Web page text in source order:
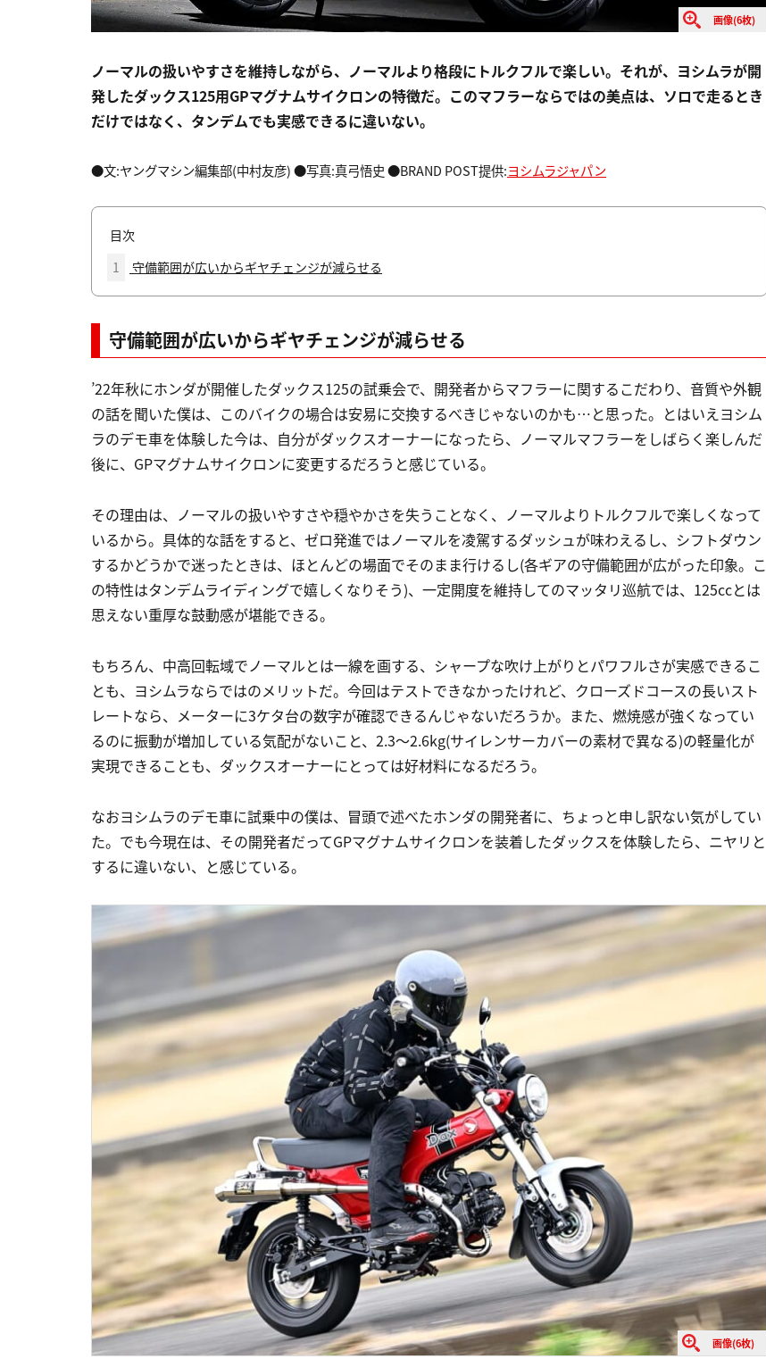
画像(6枚)
ノーマルの扱いやすさを維持しながら、ノーマルより格段にトルクフルで楽しい。それが、ヨシムラが開
発したダックス125用GPマグナムサイクロンの特徴だ。このマフラーならではの美点は、ソロで走るとき
だけではなく、タンデムでも実感できるに違いない。
●文:ヤングマシン編集部(中村友彦) ●写真:真弓悟史 ●BRAND POST提供:ヨシムラジャパン
目次
1
守備範囲が広いからギヤチェンジが減らせる
守備範囲が広いからギヤチェンジが減らせる
’22年秋にホンダが開催したダックス125の試乗会で、開発者からマフラーに関するこだわり、音質や外観
の話を聞いた僕は、このバイクの場合は安易に交換するべきじゃないのかも…と思った。とはいえヨシム
ラのデモ車を体験した今は、自分がダックスオーナーになったら、ノーマルマフラーをしばらく楽しんだ
後に、GPマグナムサイクロンに変更するだろうと感じている。
その理由は、ノーマルの扱いやすさや穏やかさを失うことなく、ノーマルよりトルクフルで楽しくなって
いるから。具体的な話をすると、ゼロ発進ではノーマルを凌駕するダッシュが味わえるし、シフトダウン
するかどうかで迷ったときは、ほとんどの場面でそのまま行けるし(各ギアの守備範囲が広がった印象。こ
の特性はタンデムライディングで嬉しくなりそう)、一定開度を維持してのマッタリ巡航では、125ccとは
思えない重厚な鼓動感が堪能できる。
もちろん、中高回転域でノーマルとは一線を画する、シャープな吹け上がりとパワフルさが実感できるこ
とも、ヨシムラならではのメリットだ。今回はテストできなかったけれど、クローズドコースの長いスト
レートなら、メーターに3ケタ台の数字が確認できるんじゃないだろうか。また、燃焼感が強くなってい
るのに振動が増加している気配がないこと、2.3〜2.6kg(サイレンサーカバーの素材で異なる)の軽量化が
実現できることも、ダックスオーナーにとっては好材料になるだろう。
なおヨシムラのデモ車に試乗中の僕は、冒頭で述べたホンダの開発者に、ちょっと申し訳ない気がしてい
た。でも今現在は、その開発者だってGPマグナムサイクロンを装着したダックスを体験したら、ニヤリと
するに違いない、と感じている。
画像(6枚)